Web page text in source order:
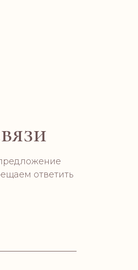
ответить